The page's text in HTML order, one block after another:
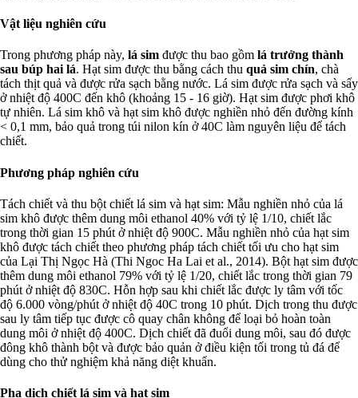
Vật liệu nghiên cứu
Trong phương pháp này, lá sim được thu bao gồm lá trưởng thành
sau búp hai lá. Hạt sim được thu bằng cách thu quả sim chín, chà
tách thịt quả và được rửa sạch bằng nước. Lá sim được rửa sạch và sấy
ở nhiệt độ 400C đến khô (khoảng 15 - 16 giờ). Hạt sim được phơi khô
tự nhiên. Lá sim khô và hạt sim khô được nghiền nhỏ đến đường kính
< 0,1 mm, bảo quả trong túi nilon kín ở 40C làm nguyên liệu để tách
chiết.
Phương pháp nghiên cứu
Tách chiết và thu bột chiết lá sim và hạt sim: Mẫu nghiền nhỏ của lá
sim khô được thêm dung môi ethanol 40% với tỷ lệ 1/10, chiết lắc
trong thời gian 15 phút ở nhiệt độ 900C. Mẫu nghiền nhỏ của hạt sim
khô được tách chiết theo phương pháp tách chiết tối ưu cho hạt sim
của Lại Thị Ngọc Hà (Thi Ngoc Ha Lai et al., 2014). Bột hạt sim được
thêm dung môi ethanol 79% với tỷ lệ 1/20, chiết lắc trong thời gian 79
phút ở nhiệt độ 830C. Hỗn hợp sau khi chiết lắc được ly tâm với tốc
độ 6.000 vòng/phút ở nhiệt độ 40C trong 10 phút. Dịch trong thu được
sau ly tâm tiếp tục được cô quay chân không để loại bỏ hoàn toàn
dung môi ở nhiệt độ 400C. Dịch chiết đã đuổi dung môi, sau đó được
đông khô thành bột và được bảo quản ở điều kiện tối trong tủ đá để
dùng cho thử nghiệm khả năng diệt khuẩn.
Pha dịch chiết lá sim và hạt sim